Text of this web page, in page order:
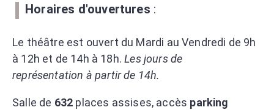
Horaires d'ouvertures :
Le théâtre est ouvert du Mardi au Vendredi de 9h
à 12h et de 14h à 18h.Les jours de
représentation à partir de 14h.
Salle de 632 places assises, accès parking